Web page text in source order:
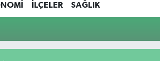
STERLİN 64,2143 %0
İLÇELER SAĞLIK